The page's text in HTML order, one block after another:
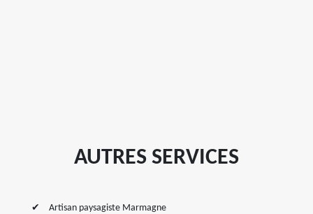
AUTRES SERVICES
Artisan paysagiste Marmagne